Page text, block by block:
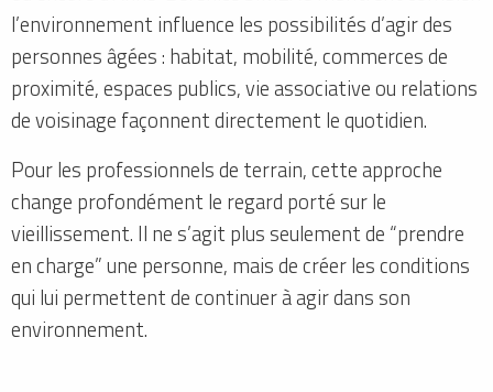
l’environnement influence les possibilités d’agir des
personnes âgées : habitat, mobilité, commerces de
proximité, espaces publics, vie associative ou relations
de voisinage façonnent directement le quotidien.
Pour les professionnels de terrain, cette approche
change profondément le regard porté sur le
vieillissement. Il ne s’agit plus seulement de “prendre
en charge” une personne, mais de créer les conditions
qui lui permettent de continuer à agir dans son
environnement.